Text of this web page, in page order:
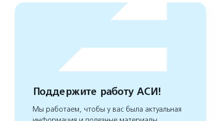
Поддержите работу АСИ!
Мы работаем, чтобы у вас была актуальная